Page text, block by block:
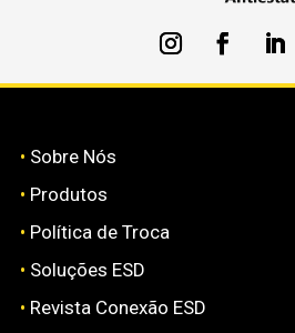
• Sobre Nós
• Produtos
• Política de Troca
• Soluções ESD
• Revista Conexão ESD